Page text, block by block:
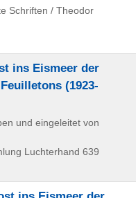
Schriften / Theodor
ins Eismeer der
(1923-
und eingeleitet von
Luchterhand 639